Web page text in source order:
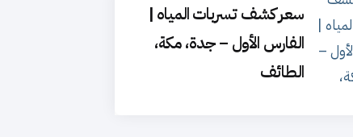
سعر كشف تسربات المياه |
الفارس الأول – جدة، مكة،
الطائف